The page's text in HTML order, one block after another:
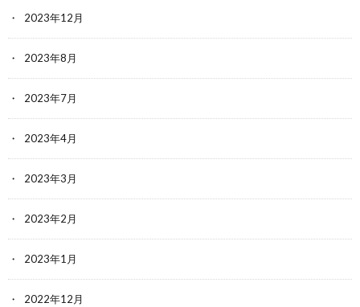
2023年12月
2023年8月
2023年7月
2023年4月
2023年3月
2023年2月
2023年1月
2022年12月